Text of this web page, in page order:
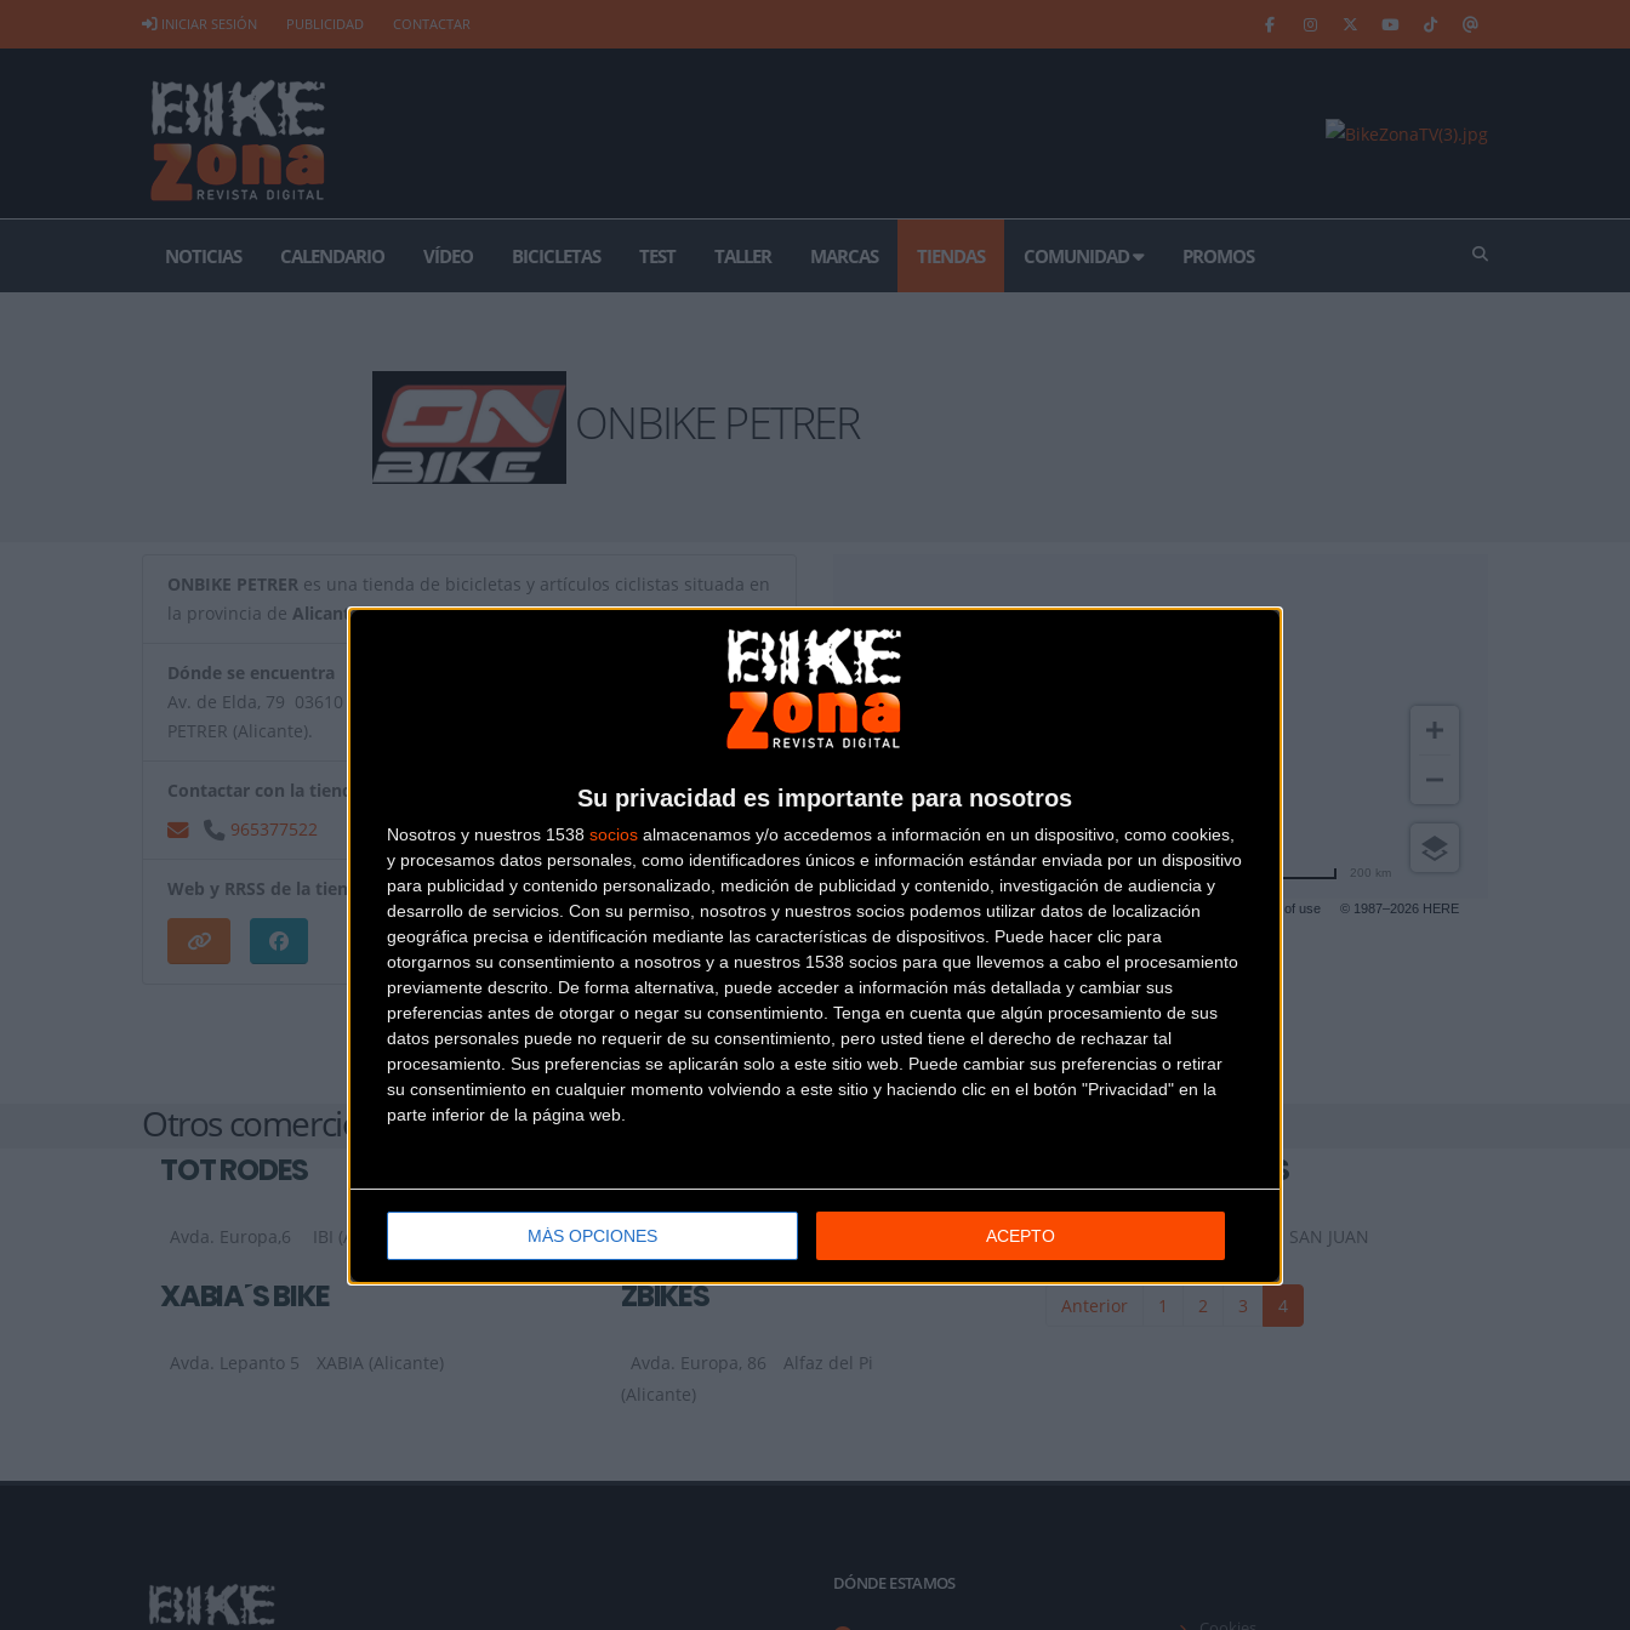
Su privacidad es importante para nosotros
Nosotros y nuestros 1538 socios almacenamos y/o accedemos a información en un dispositivo, como cookies,
y procesamos datos personales, como identificadores únicos e información estándar enviada por un dispositivo
para publicidad y contenido personalizado, medición de publicidad y contenido, investigación de audiencia y
desarrollo de servicios. Con su permiso, nosotros y nuestros socios podemos utilizar datos de localización
geográfica precisa e identificación mediante las características de dispositivos. Puede hacer clic para
otorgarnos su consentimiento a nosotros y a nuestros 1538 socios para que llevemos a cabo el procesamiento
previamente descrito. De forma alternativa, puede acceder a información más detallada y cambiar sus
preferencias antes de otorgar o negar su consentimiento. Tenga en cuenta que algún procesamiento de sus
datos personales puede no requerir de su consentimiento, pero usted tiene el derecho de rechazar tal
procesamiento. Sus preferencias se aplicarán solo a este sitio web. Puede cambiar sus preferencias o retirar
su consentimiento en cualquier momento volviendo a este sitio y haciendo clic en el botón "Privacidad" en la
parte inferior de la página web.
MÁS OPCIONES ACEPTO
INICIAR SESIÓN PUBLICIDAD CONTACTAR
NOTICIAS CALENDARIO VÍDEO BICICLETAS TEST TALLER MARCAS TIENDAS COMUNIDAD PROMOS
ONBIKE PETRER
ONBIKE PETRER es una tienda de bicicletas y artículos ciclistas situada en
la provincia de Alicante.
Dónde se encuentra
Av. de Elda, 79 03610
PETRER (Alicante).
Contactar con la tienda
965377522
Web y RRSS de la tienda
Terms of use © 1987–2026 HERE
200 km
¿Eres el propietario de esta tienda? Descubre cómohacerte tienda Premium para llegar a más clientes
Otros comercios
TOT RODES
Avda. Europa,6 IBI (Alicante) Plaça Cholet 4
WEEKEND BIKES
SAN JUAN
XABIA´S BIKE
Avda. Lepanto 5 XABIA (Alicante)
ZBIKES
Avda. Europa, 86
Alfaz del Pi
(Alicante)
Anterior 1 2 3 4
DÓNDE ESTAMOS